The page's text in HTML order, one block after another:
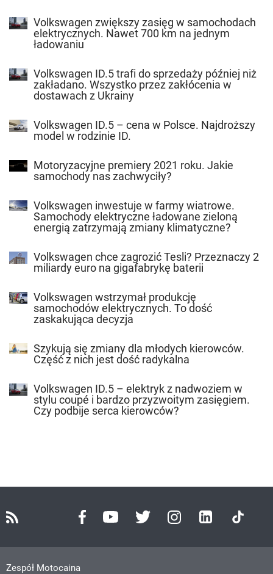
Volkswagen zwiększy zasięg w samochodach
elektrycznych. Nawet 700 km na jednym
ładowaniu
Volkswagen ID.5 trafi do sprzedaży później niż
zakładano. Wszystko przez zakłócenia w
dostawach z Ukrainy
Volkswagen ID.5 – cena w Polsce. Najdroższy
model w rodzinie ID.
Motoryzacyjne premiery 2021 roku. Jakie
samochody nas zachwyciły?
Volkswagen inwestuje w farmy wiatrowe.
Samochody elektryczne ładowane zieloną
energią zatrzymają zmiany klimatyczne?
Volkswagen chce zagrozić Tesli? Przeznaczy 2
miliardy euro na gigafabrykę baterii
Volkswagen wstrzymał produkcję
samochodów elektrycznych. To dość
zaskakująca decyzja
Szykują się zmiany dla młodych kierowców.
Część z nich jest dość radykalna
Volkswagen ID.5 – elektryk z nadwoziem w
stylu coupé i bardzo przyzwoitym zasięgiem.
Czy podbije serca kierowców?
Zespół Motocaina